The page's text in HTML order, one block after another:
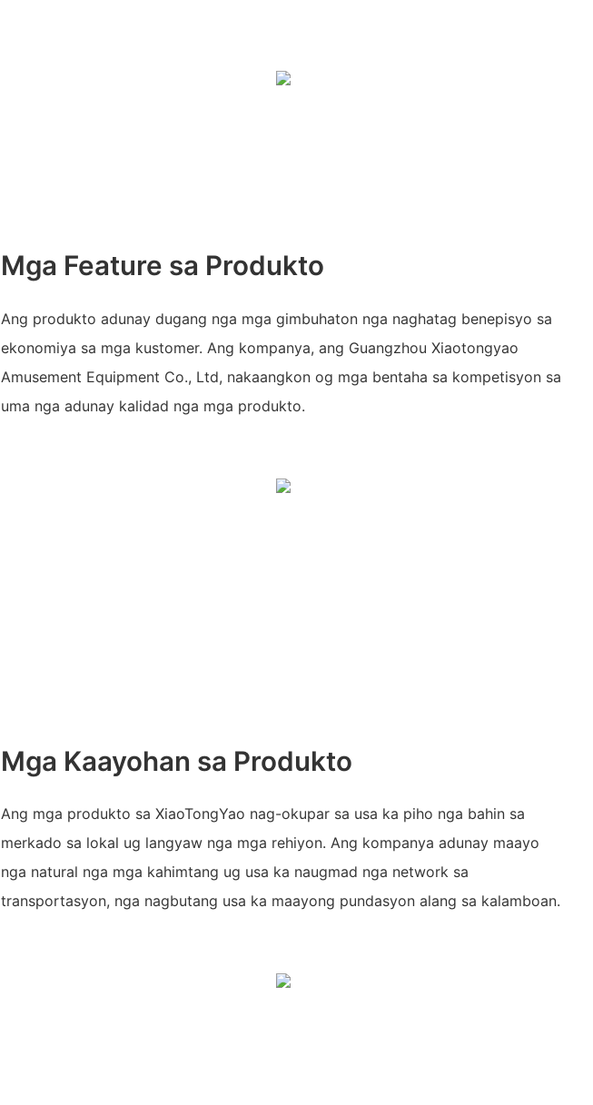
Mga Feature sa Produkto
Ang produkto adunay dugang nga mga gimbuhaton nga naghatag benepisyo sa
ekonomiya sa mga kustomer. Ang kompanya, ang Guangzhou Xiaotongyao
Amusement Equipment Co., Ltd, nakaangkon og mga bentaha sa kompetisyon sa
uma nga adunay kalidad nga mga produkto.
Mga Kaayohan sa Produkto
Ang mga produkto sa XiaoTongYao nag-okupar sa usa ka piho nga bahin sa
merkado sa lokal ug langyaw nga mga rehiyon. Ang kompanya adunay maayo
nga natural nga mga kahimtang ug usa ka naugmad nga network sa
transportasyon, nga nagbutang usa ka maayong pundasyon alang sa kalamboan.